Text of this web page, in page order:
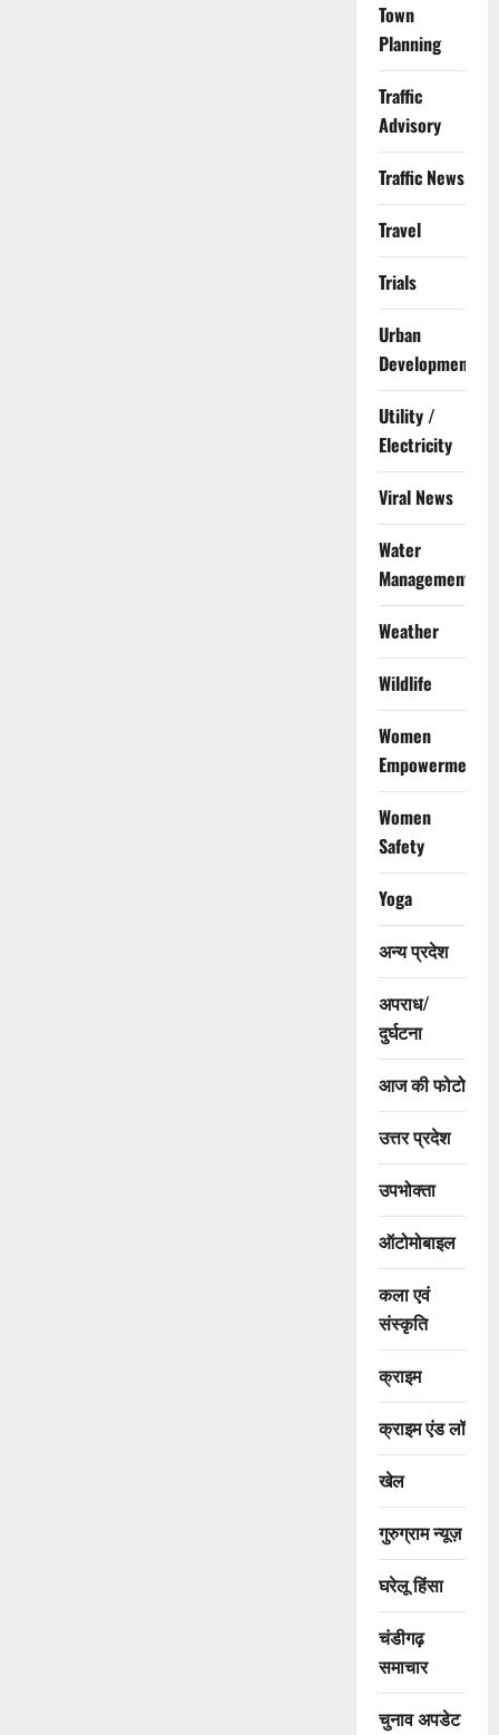
Town
Planning
Traffic
Advisory
Traffic News
Travel
Trials
Urban
Development
Utility /
Electricity
Viral News
Water
Management
Weather
Wildlife
Women
Empowerment
Women
Safety
Yoga
अन्य प्रदेश
अपराध/
दुर्घटना
आज की फोटो
उत्तर प्रदेश
उपभोक्ता
ऑटोमोबाइल
कला एवं
संस्कृति
क्राइम
क्राइम एंड लॉ
खेल
गुरुग्राम न्यूज़
घरेलू हिंसा
चंडीगढ़
समाचार
चुनाव अपडेट